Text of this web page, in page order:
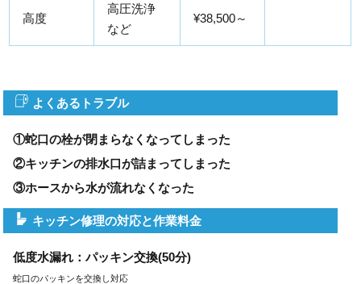
高度
高圧洗浄
など
¥38,500～
よくあるトラブル
①蛇口の栓が閉まらなくなってしまった
②キッチンの排水口が詰まってしまった
③ホースから水が流れなくなった
キッチン修理の対応と作業料金
低度水漏れ：パッキン交換(50分)
蛇口のパッキンを交換し対応